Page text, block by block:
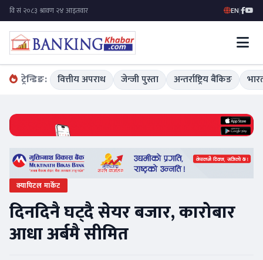
EN|
ट्रेन्डिङ: वित्तीय अपराध जेन्जी पुस्ता अन्तर्राष्ट्रिय बैंकिङ
क्यापिटल मार्केट
दिनदिनै घट्दै सेयर बजार, कारोबार
आधा अर्बमै सीमित